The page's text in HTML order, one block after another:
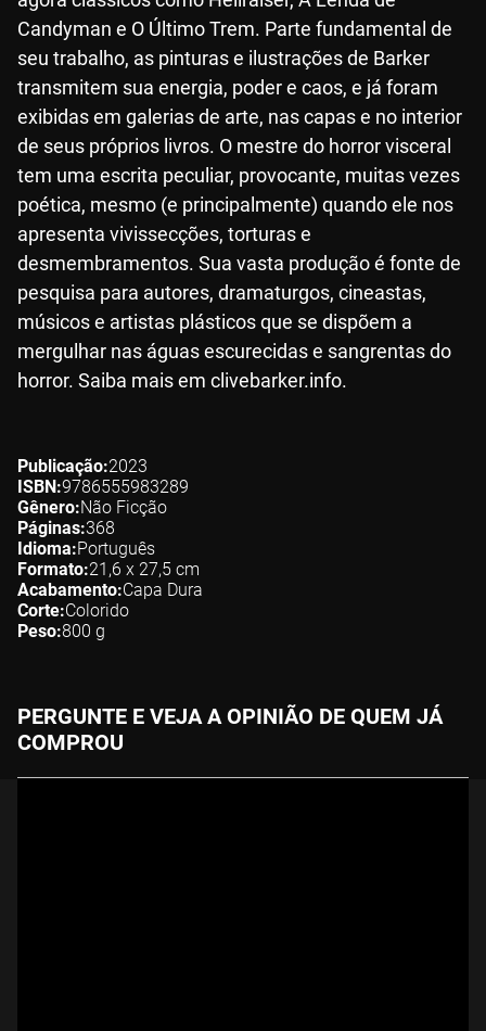
Candyman e O Último Trem. Parte fundamental de
seu trabalho, as pinturas e ilustrações de Barker
transmitem sua energia, poder e caos, e já foram
exibidas em galerias de arte, nas capas e no interior
de seus próprios livros. O mestre do horror visceral
tem uma escrita peculiar, provocante, muitas vezes
poética, mesmo (e principalmente) quando ele nos
apresenta vivissecções, torturas e
desmembramentos. Sua vasta produção é fonte de
pesquisa para autores, dramaturgos, cineastas,
músicos e artistas plásticos que se dispõem a
mergulhar nas águas escurecidas e sangrentas do
horror. Saiba mais em clivebarker.info.
Publicação 2023
ISBN 9786555983289
Gênero Não Ficção
Páginas 368
Idioma Português
Formato 21,6 x 27,5 cm
Acabamento Capa Dura
Corte Colorido
Peso 800 g
PERGUNTE E VEJA A OPINIÃO DE QUEM JÁ
COMPROU